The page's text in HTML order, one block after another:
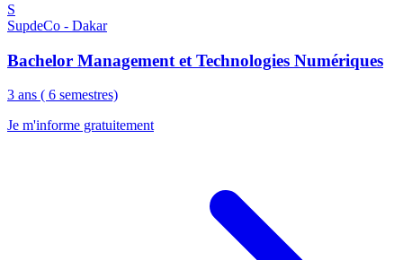
S
SupdeCo - Dakar
Bachelor Management et Technologies Numériques
3 ans ( 6 semestres)
Je m'informe gratuitement